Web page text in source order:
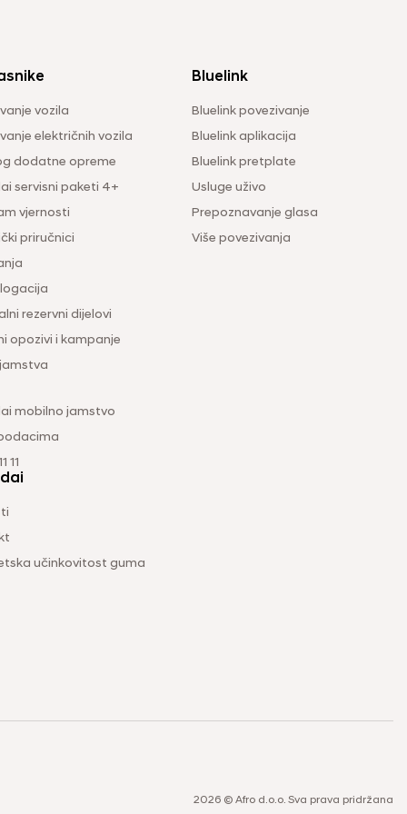
vozila
električnih vozila
dodatne opreme
servisni paketi 4+
vjernosti
priručnici
rezervni dijelovi
opozivi i kampanje
mobilno jamstvo
11
Bluelink
Bluelink povezivanje
Bluelink aplikacija
Bluelink pretplate
Usluge uživo
Prepoznavanje glasa
Više povezivanja
učinkovitost guma
2026 © Afro d.o.o. Sva prava pridržana